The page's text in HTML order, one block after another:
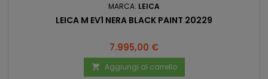
MARCA: LEICA
LEICA M EV1 NERA BLACK PAINT 20229
Prezzo
7.995,00 €
 Aggiungi al carrello